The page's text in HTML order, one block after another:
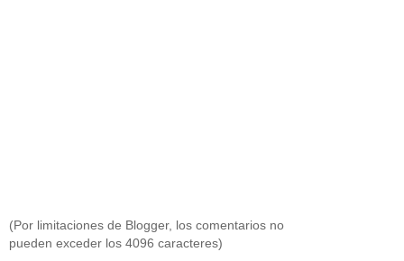
(Por limitaciones de Blogger, los comentarios no
pueden exceder los 4096 caracteres)